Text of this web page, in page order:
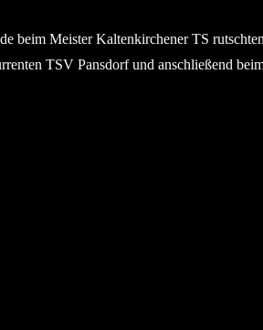
Meister Kaltenkirchener TS
TSV Pansdorf und anschließend